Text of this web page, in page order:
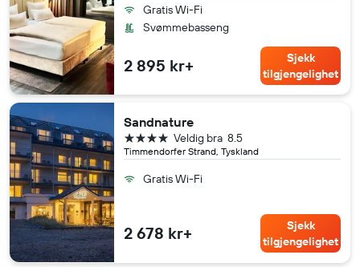
Gratis Wi-Fi
Svømmebasseng
2 895 kr+
Sjekk
tilgjengelighet
Sandnature
Timmendorfer Strand, Tyskland
8.5
Veldig bra
4 stjerner
Gratis Wi-Fi
2 678 kr+
Sjekk
tilgjengelighet